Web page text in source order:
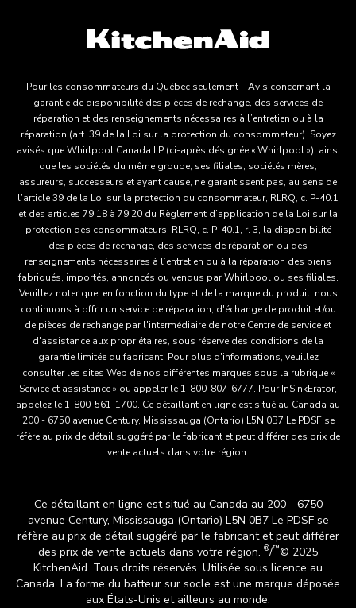
Pour les consommateurs du Québec seulement – Avis concernant la
garantie de disponibilité des pièces de rechange, des services de
réparation et des renseignements nécessaires à l’entretien ou à la
réparation (art. 39 de la Loi sur la protection du consommateur). Soyez
avisés que Whirlpool Canada LP (ci-après désignée « Whirlpool »), ainsi
que les sociétés du même groupe, ses filiales, sociétés mères,
assureurs, successeurs et ayant cause, ne garantissent pas, au sens de
l’article 39 de la Loi sur la protection du consommateur, RLRQ, c. P-40.1
et des articles 79.18 à 79.20 du Règlement d’application de la Loi sur la
protection des consommateurs, RLRQ, c. P-40.1, r. 3, la disponibilité
des pièces de rechange, des services de réparation ou des
renseignements nécessaires à l’entretien ou à la réparation des biens
fabriqués, importés, annoncés ou vendus par Whirlpool ou ses filiales.
Veuillez noter que, en fonction du type et de la marque du produit, nous
continuons à offrir un service de réparation, d'échange de produit et/ou
de pièces de rechange par l'intermédiaire de notre Centre de service et
d'assistance aux propriétaires, sous réserve des conditions de la
garantie limitée du fabricant. Pour plus d'informations, veuillez
consulter les sites Web de nos différentes marques sous la rubrique «
Service et assistance » ou appeler le 1-800-807-6777. Pour InSinkErator,
appelez le 1-800-561-1700. Ce détaillant en ligne est situé au Canada au
200 - 6750 avenue Century, Mississauga (Ontario) L5N 0B7 Le PDSF se
réfère au prix de détail suggéré par le fabricant et peut différer des prix de
vente actuels dans votre région.
Ce détaillant en ligne est situé au Canada au 200 - 6750
avenue Century, Mississauga (Ontario) L5N 0B7 Le PDSF se
réfère au prix de détail suggéré par le fabricant et peut différer
des prix de vente actuels dans votre région. ®/™© 2025
KitchenAid. Tous droits réservés. Utilisée sous licence au
Canada. La forme du batteur sur socle est une marque déposée
aux États-Unis et ailleurs au monde.